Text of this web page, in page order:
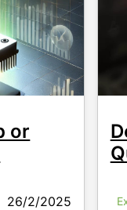
or
26/2/2025